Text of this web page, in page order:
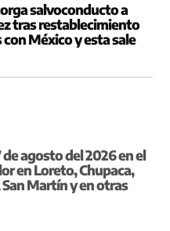
salvoconducto a
tras restablecimiento
México y esta sale
de agosto del 2026 en el
en Loreto, Chupaca,
Martín y en otras